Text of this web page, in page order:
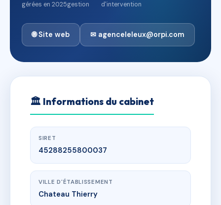
gérées en 2025gestion
d'intervention
🌐 Site web ✉ agenceleleux@orpi.com
🏛 Informations du cabinet
SIRET
45288255800037
VILLE D'ÉTABLISSEMENT
Chateau Thierry